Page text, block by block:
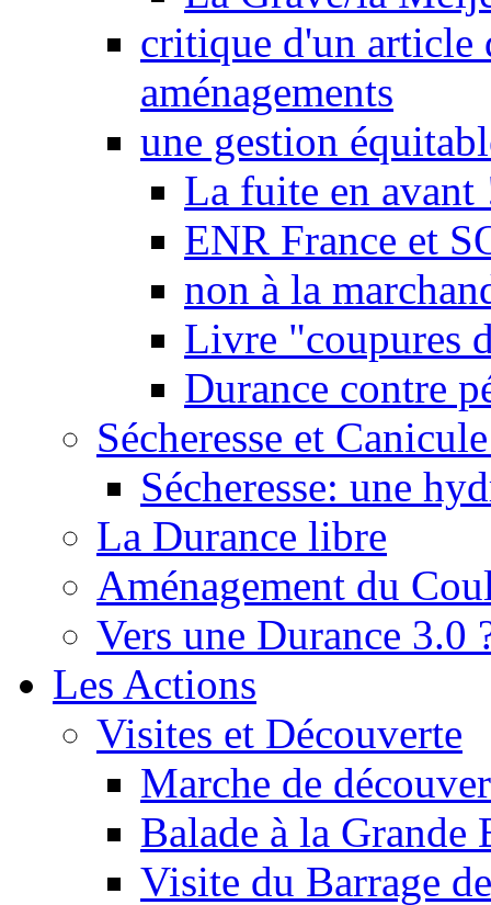
critique d'un article
aménagements
une gestion
La fuite en avant
ENR France et
non à la
Livre "coupures
Durance contre
Sécheresse et
Sécheresse: une
La Durance libre
Aménagement du
Vers une Durance 3.0
Les Actions
Visites et Découverte
Marche de
Balade à la Grande
Visite du Barrage